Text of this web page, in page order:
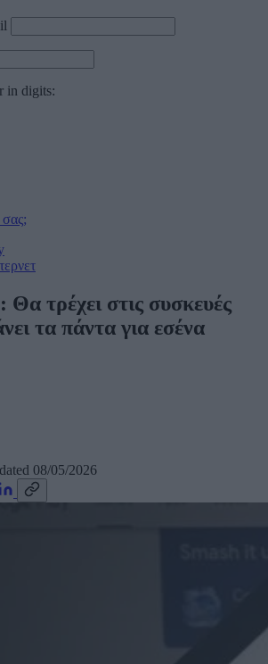
in digits:
τρέχει στις συσκευές
τα πάντα για εσένα
08/05/2026